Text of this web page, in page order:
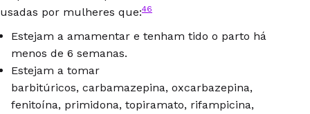
usadas por mulheres que:46
Estejam a amamentar e tenham tido o parto há
menos de 6 semanas.
Estejam a tomar
barbitúricos, carbamazepina, oxcarbazepina,
fenitoína, primidona, topiramato, rifampicina,